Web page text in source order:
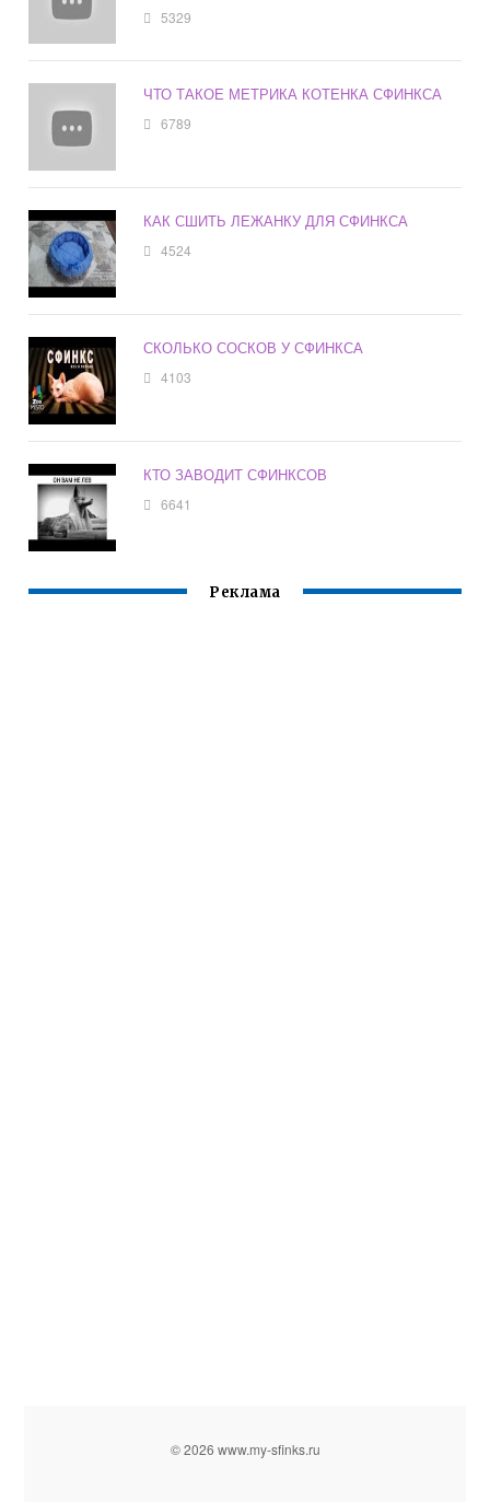
5329
ЧТО ТАКОЕ МЕТРИКА КОТЕНКА СФИНКСА
6789
КАК СШИТЬ ЛЕЖАНКУ ДЛЯ СФИНКСА
4524
СКОЛЬКО СОСКОВ У СФИНКСА
4103
КТО ЗАВОДИТ СФИНКСОВ
6641
Реклама
© 2026 www.my-sfinks.ru